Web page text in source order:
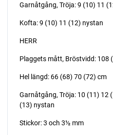
Garnåtgång, Tröja: 9 (10) 11
Kofta: 9 (10) 11 (12) nystan
HERR
Plaggets mått, Bröstvidd: 108
Hel längd: 66 (68) 70 (72) cm
Garnåtgång, Tröja: 10 (11) 12
(13) nystan
Stickor: 3 och 3½ mm